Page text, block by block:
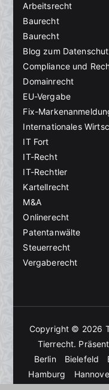
Arbeitsrecht
Baurecht
Baurecht
Blog zum
Compliance und
Domainrecht
EU-Vergabe
Fix-
Internationales
IT Fort
IT-Recht
IT-Rechtler
Kartellrecht
M&A
Onlinerecht
Patentanwälte
Steuerrecht
Vergaberecht
Copyright © 2026
Tierrecht.
Berlin
Bielefeld
Hamburg